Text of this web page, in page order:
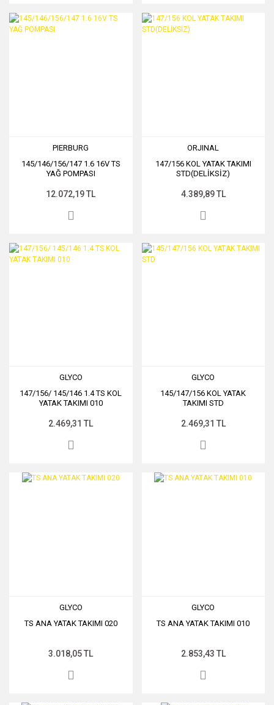
PIERBURG
145/146/156/147 1.6 16V TS
YAĞ POMPASI
12.072,19 TL
ORJINAL
147/156 KOL YATAK TAKIMI
STD(DELİKSİZ)
4.389,89 TL
GLYCO
147/156/ 145/146 1.4 TS KOL
YATAK TAKIMI 010
2.469,31 TL
GLYCO
145/147/156 KOL YATAK
TAKIMI STD
2.469,31 TL
GLYCO
TS ANA YATAK TAKIMI 020
3.018,05 TL
GLYCO
TS ANA YATAK TAKIMI 010
2.853,43 TL